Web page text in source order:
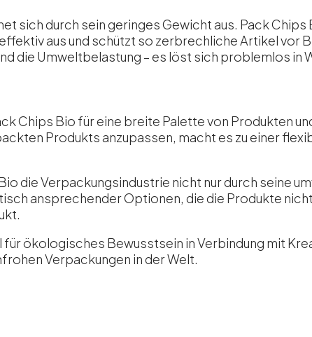
sich durch sein geringes Gewicht aus. Pack
aus und schützt so zerbrechliche Artikel vor
die Umweltbelastung – es löst sich problemlos in
Chips Bio für eine breite Palette von Produkten
Produkts anzupassen, macht es zu einer
die Verpackungsindustrie nicht nur durch seine
ansprechender Optionen, die die Produkte
für ökologisches Bewusstsein in Verbindung mit
Verpackungen in der Welt.